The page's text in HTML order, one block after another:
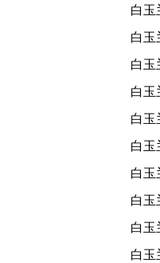
白玉
白玉
白玉
白玉
白玉
白玉
白玉
白玉
白玉
白玉